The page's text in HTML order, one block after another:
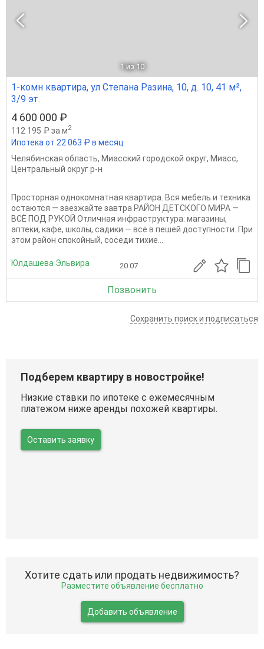
1 из 10
1-комн квартира, ул Степана Разина, 10, д. 10, 41 м²,
3/9 эт.
4 600 000 ₽
112 195 ₽ за м2
Ипотека от 22 063 ₽ в месяц
Челябинская область, Миасский городской округ, Миасс,
Центральный округ р-н
Просторная однокомнатная квартира. Вся мебель и техника
остаются — заезжайте завтра РАЙОН ДЕТСКОГО МИРА —
ВСЁ ПОД РУКОЙ Отличная инфраструктура: магазины,
аптеки, кафе, школы, садики — всё в пешей доступности. При
этом район спокойный, соседи тихие...
Юлдашева Эльвира 20.07
Позвонить
Сохранить поиск и подписаться
Подберем квартиру в новостройке!
Низкие ставки по ипотеке с ежемесячным
платежом ниже аренды похожей квартиры.
Оставить заявку
Хотите сдать или продать недвижимость?
Разместите объявление бесплатно
Добавить объявление